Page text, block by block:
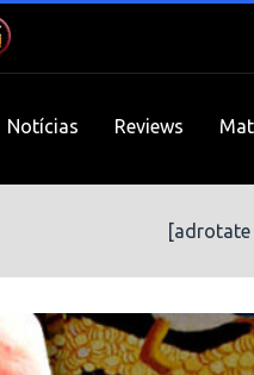
Notícias Reviews
[adrotate